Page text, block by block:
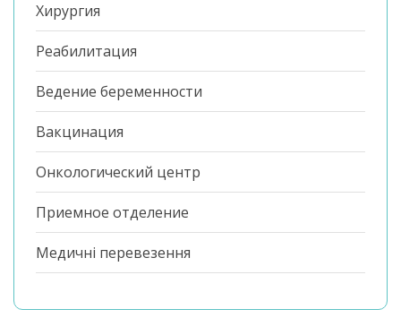
Хирургия
Реабилитация
Ведение беременности
Вакцинация
Онкологический центр
Приемное отделение
Медичні перевезення